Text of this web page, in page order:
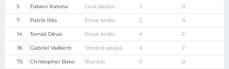
5 Fabien Katona Ľavá spojka 1 0
7 Patrik Illés Pravé krídlo 2 4
14 Tomáš Dévai Pravé krídlo 4 2
18 Gabriel Vadkerti Stredná spojka 4 2
75 Christopher Bako Brankár 0 0